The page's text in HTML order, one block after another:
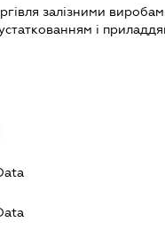
залізними
і